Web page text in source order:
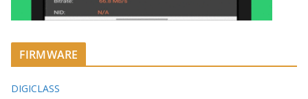
FIRMWARE
DIGICLASS